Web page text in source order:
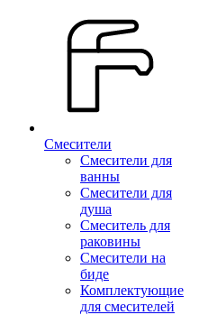
Смесители
Смесители для
ванны
Смесители для
душа
Смеситель для
раковины
Смесители на
биде
Комплектующие
для смесителей